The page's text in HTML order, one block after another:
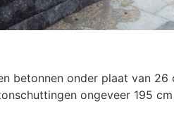
betonnen onder plaat van
ongeveer 195